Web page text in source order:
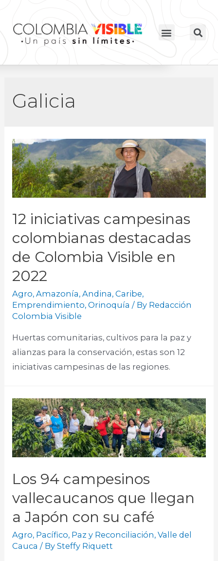
Galicia
12 iniciativas campesinas
colombianas destacadas
de Colombia Visible en
2022
Agro,Amazonía,Andina,Caribe,
Emprendimiento,Orinoquía / By Redacción
Colombia Visible
Huertas comunitarias, cultivos para la paz y
alianzas para la conservación, estas son 12
iniciativas campesinas de las regiones.
Los 94 campesinos
vallecaucanos que llegan
a Japón con su café
Agro, Pacífico, Paz y Reconciliación,Valle del
Cauca / BySteffy Riquett